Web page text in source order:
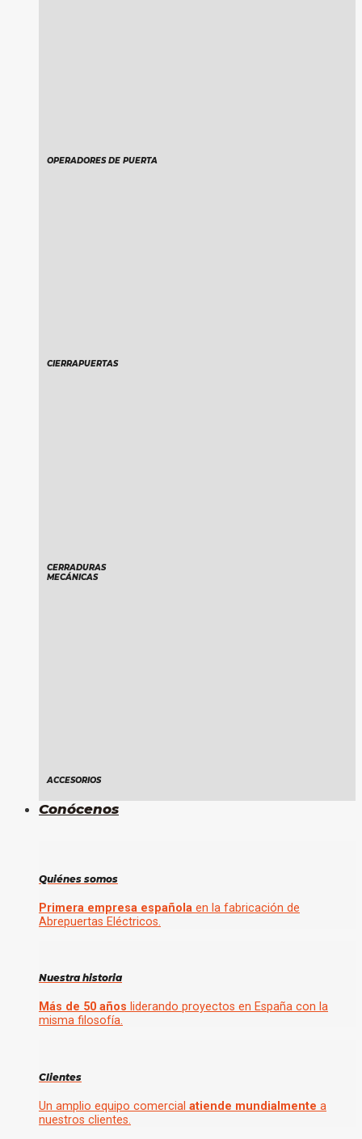
OPERADORES DE PUERTA
CIERRAPUERTAS
CERRADURAS
MECÁNICAS
ACCESORIOS
Conócenos
Quiénes somos
Primera empresa española en la fabricación de
Abrepuertas Eléctricos.
Nuestra historia
Más de 50 años liderando proyectos en España con la
misma filosofía.
Clientes
Un amplio equipo comercial atiende mundialmente a
nuestros clientes.